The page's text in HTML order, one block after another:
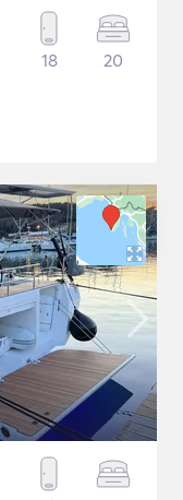
18 20